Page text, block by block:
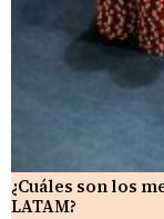
¿Cuáles son los
LATAM?